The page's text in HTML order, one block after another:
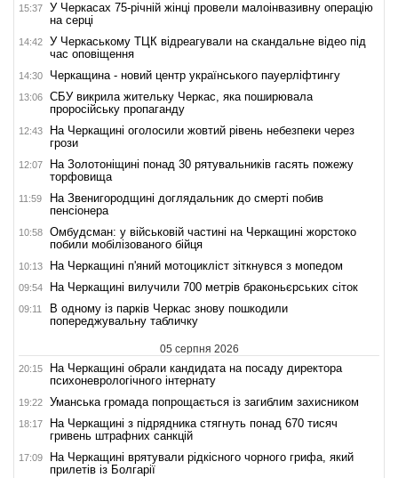
15:37
У Черкасах 75-річній жінці провели малоінвазивну операцію
на серці
14:42
У Черкаському ТЦК відреагували на скандальне відео під
час оповіщення
14:30 Черкащина - новий центр українського пауерліфтингу
13:06
СБУ викрила жительку Черкас, яка поширювала
проросійську пропаганду
12:43
На Черкащині оголосили жовтий рівень небезпеки через
грози
12:07
На Золотоніщині понад 30 рятувальників гасять пожежу
торфовища
11:59
На Звенигородщині доглядальник до смерті побив
пенсіонера
10:58
Омбудсман: у військовій частині на Черкащині жорстоко
побили мобілізованого бійця
10:13 На Черкащині п'яний мотоцикліст зіткнувся з мопедом
09:54 На Черкащині вилучили 700 метрів браконьєрських сіток
09:11
В одному із парків Черкас знову пошкодили
попереджувальну табличку
05 серпня 2026
20:15
На Черкащині обрали кандидата на посаду директора
психоневрологічного інтернату
19:22 Уманська громада попрощається із загиблим захисником
18:17
На Черкащині з підрядника стягнуть понад 670 тисяч
гривень штрафних санкцій
17:09
На Черкащині врятували рідкісного чорного грифа, який
прилетів із Болгарії